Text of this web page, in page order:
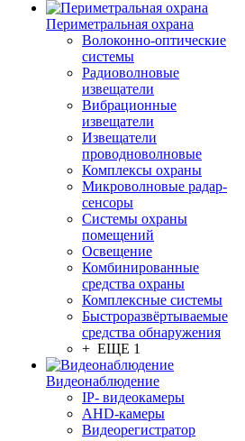
Периметральная охрана
Волоконно-оптические
системы
Радиоволновые
извещатели
Вибрационные
извещатели
Извещатели
проводноволновые
Комплексы охраны
Микроволновые радар-
сенсоры
Системы охраны
помещений
Освещение
Комбинированные
средства охраны
Комплексные системы
Быстроразвёртываемые
средства обнаружения
+ ЕЩЕ 1
Видеонаблюдение
IP- видеокамеры
AHD-камеры
Видеорегистратор